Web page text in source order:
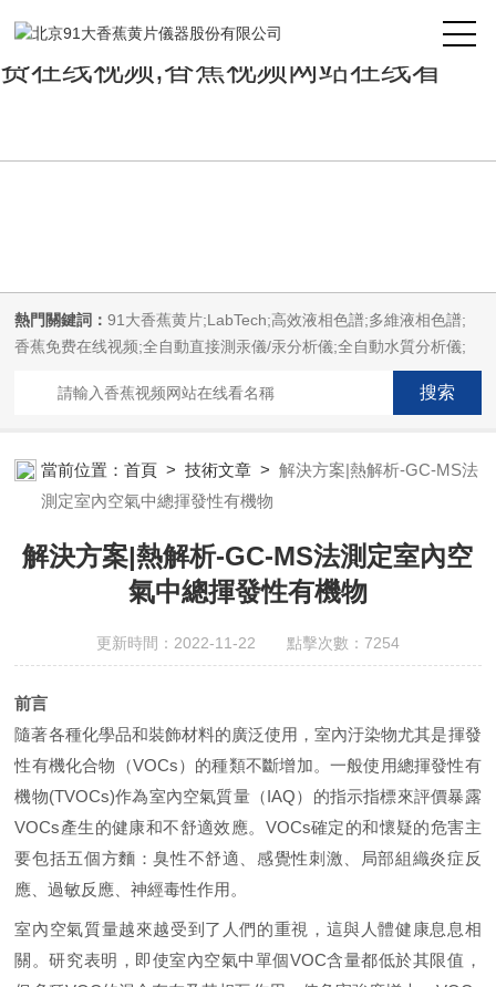
91大香蕉黄片,精品香蕉视频,香蕉免
费在线视频,香蕉视频网站在线看
熱門關鍵詞：91大香蕉黄片;LabTech;高效液相色譜;多維液相色譜;
香蕉免费在线视频;全自動直接測汞儀/汞分析儀;全自動水質分析儀;
微波消解萃取係統;微波合成係統;微波灰化磺化係統;全自動固相萃取
係統;Dryvap全自動溶劑蒸發係統;激光固體燒蝕進樣係統;循環水冷卻
（LIMS;超淨精品香蕉视频設計與工程;通風櫃;化學安全
櫃;AAICPICP-MSUV-VISHPLC耗材和配件
當前位置：首頁 >技術文章 >解決方案|熱解析-GC-MS法
測定室內空氣中總揮發性有機物
解決方案|熱解析-GC-MS法測定室內空
氣中總揮發性有機物
更新時間：2022-11-22 點擊次數：7254
前言
隨著各種化學品和裝飾材料的廣泛使用，室內汙染物尤其是揮發
性有機化合物（VOCs）的種類不斷增加。一般使用總揮發性有
機物(TVOCs)作為室內空氣質量（IAQ）的指示指標來評價暴露
VOCs產生的健康和不舒適效應。 VOCs確定的和懷疑的危害主
要包括五個方麵：臭性不舒適、感覺性刺激、局部組織炎症反
應、過敏反應、神經毒性作用。
室內空氣質量越來越受到了人們的重視，這與人體健康息息相
關。研究表明，即使室內空氣中單個VOC含量都低於其限值，